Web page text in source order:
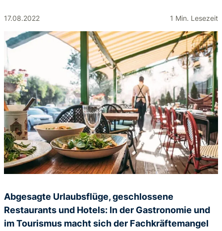
17.08.2022 1 Min. Lesezeit
Abgesagte Urlaubsflüge, geschlossene
Restaurants und Hotels: In der Gastronomie und
im Tourismus macht sich der Fachkräftemangel